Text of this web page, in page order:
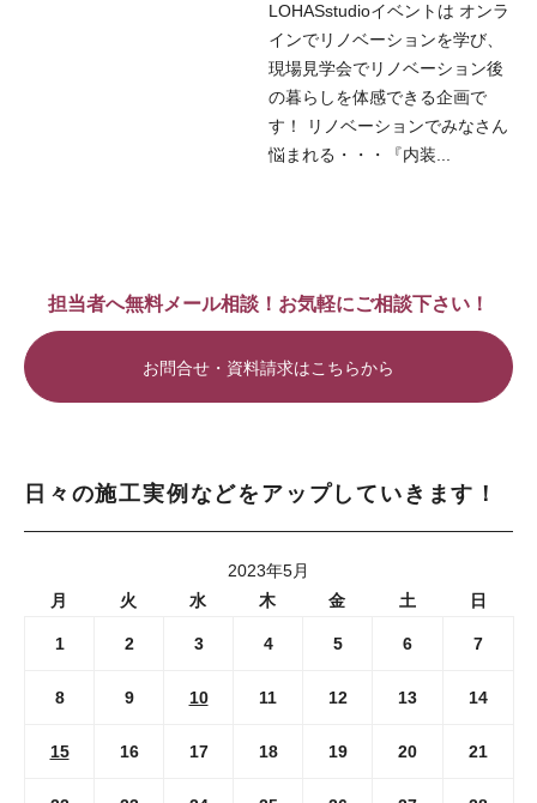
LOHASstudioイベントは オンラ
インでリノベーションを学び、
現場見学会でリノベーション後
の暮らしを体感できる企画で
す！ リノベーションでみなさん
悩まれる・・・『内装...
担当者へ無料メール相談！お気軽にご相談下さい！
お問合せ・資料請求はこちらから
日々の施工実例などをアップしていきます！
2023年5月
月
火 水 木 金 土 日
1 2 3 4 5 6 7
8 9 10 11 12 13 14
15 16 17 18 19 20 21